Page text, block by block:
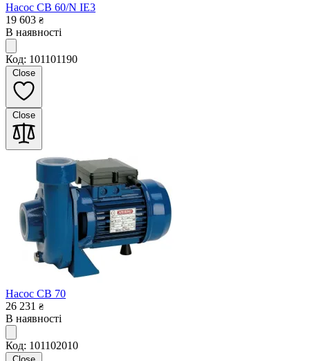
Насос CB 60/N IE3
19 603 ₴
В наявності
Код: 101101190
Close
Close
Насос CB 70
26 231 ₴
В наявності
Код: 101102010